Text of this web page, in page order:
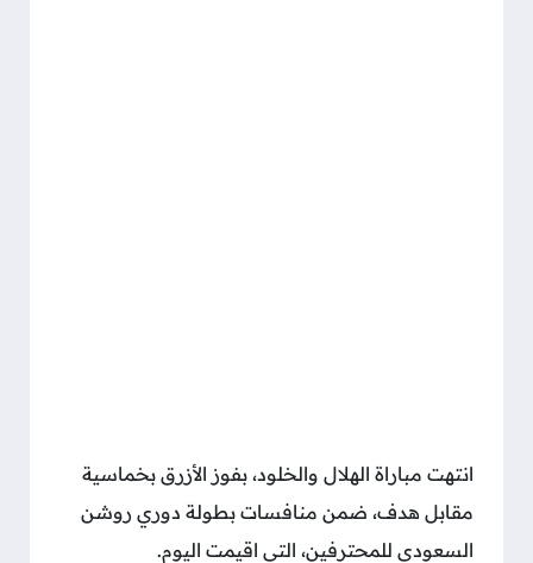
انتهت مباراة الهلال والخلود، بفوز الأزرق بخماسية
مقابل هدف، ضمن منافسات بطولة دوري روشن
السعودي للمحترفين، التي اقيمت اليوم.